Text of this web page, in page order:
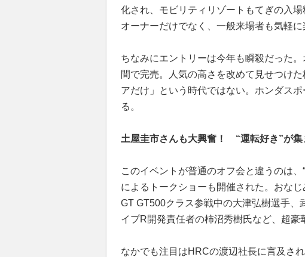
化され、モビリティリゾートもてぎの入
オーナーだけでなく、一般来場者も気軽
ちなみにエントリーは今年も瞬殺だった
間で完売。人気の高さを改めて見せつけ
アだけ」という時代ではない。ホンダス
る。
土屋圭市さんも大興奮！ “運転好き”が集
このイベントが普通のオフ会と違うのは
によるトークショーも開催された。おな
GT GT500クラス参戦中の大津弘樹選手
イプR開発責任者の柿沼秀樹氏など、超豪
なかでも注目はHRCの渡辺社長に言及さ